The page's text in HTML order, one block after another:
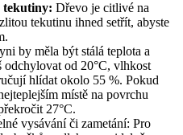
tekutiny: Dřevo je citlivé na
tekutinu ihned setřít, abyste
by měla být stálá teplota a
od 20°C, vlhkost
hlídat okolo 55 %. Pokud
místě na povrchu
27°C.
vysávání či zametání: Pro